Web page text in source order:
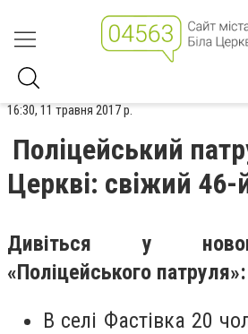
16:30, 11 травня 2017 р.
Поліцейський
Церкві: свіжий 46-
Дивіться у
«Поліцейського патруля»:
В селі Фастівка 20